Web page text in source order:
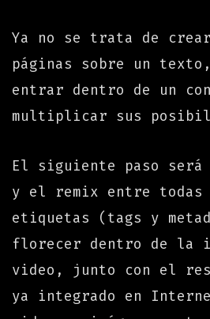
Ya no se trata de
páginas sobre un
entrar dentro de un
multiplicar sus
El siguiente paso será
y el remix entre todas
etiquetas (tags y
florecer dentro de la
video, junto con el
ya integrado en